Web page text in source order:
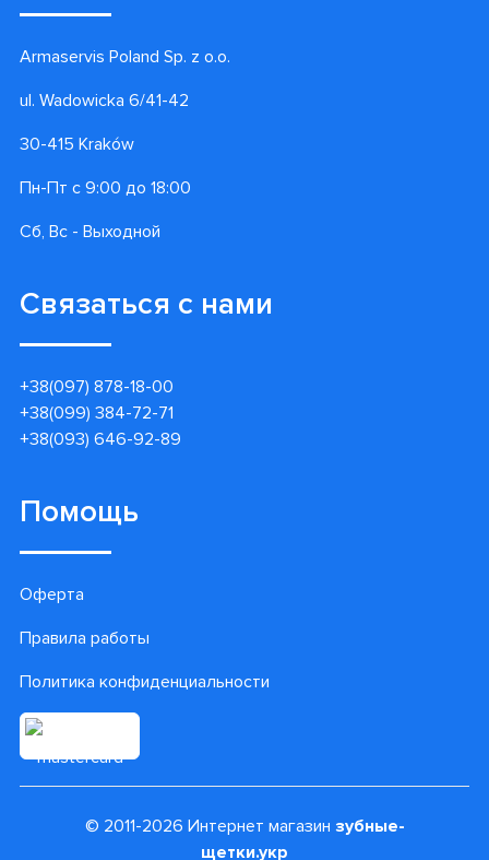
Armaservis Poland Sp. z o.o.
ul. Wadowicka 6/41-42
30-415 Kraków
Пн-Пт с 9:00 до 18:00
Сб, Вс - Выходной
Связаться с нами
+38(097) 878-18-00
+38(099) 384-72-71
+38(093) 646-92-89
Помощь
Оферта
Правила работы
Политика конфиденциальности
© 2011-2026 Интернет магазин зубные-
щетки.укр